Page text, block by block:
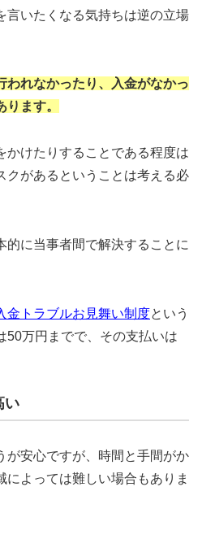
言いたくなる気持ちは逆の立場
れなかったり、
入金がなかっ
ます。
かけたりすることである程度は
クがあるということは考える必
的に当事者間で解決することに
金トラブルお見舞い制度という
50万円までで、その支払いは
い
が安心ですが、時間と手間がか
によっては難しい場合もありま